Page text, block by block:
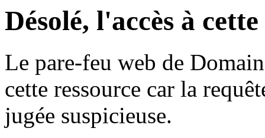
Désolé, l'accès à
Le pare-feu web de
cette ressource car la
jugée suspicieuse.